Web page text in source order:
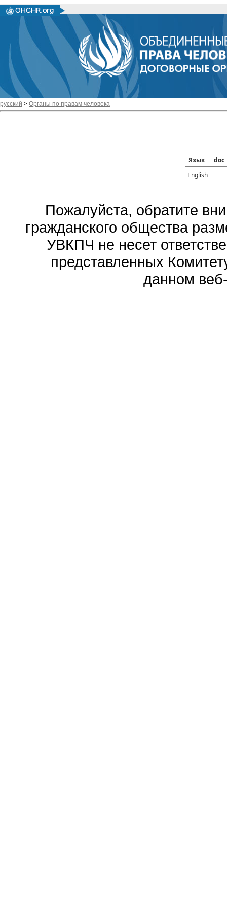
русский > Органы по правам человека
Язык
doc
English
Пожалуйста, обратите
гражданского общества
УВКПЧ не несет
представленных
данном